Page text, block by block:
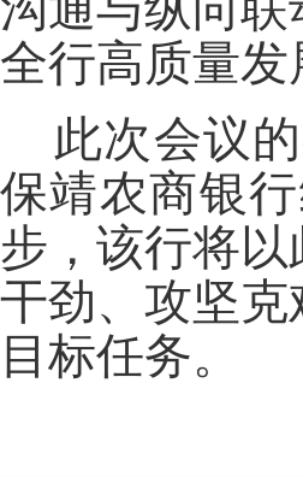
全行高质量
此次会议
保靖农商银
步，该行将
干劲、攻坚
目标任务。